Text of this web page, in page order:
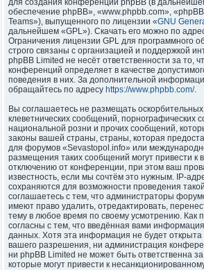
для создания конференций phpBB (в
обеспечение phpBB», «www.phpbb.com»,
Teams»), выпущенного по лицензии «GNU
дальнейшем «GPL»). Скачать его можно по
Ограничения лицензии GPL для программного
строго связаны с организацией и поддержкой
phpBB Limited не несёт ответственности за то,
конференций определяет в качестве
поведения в них. За дополнительной
обращайтесь по адресу https://www.phpbb.com/.
Вы соглашаетесь не размещать
клеветнических сообщений, порнографических
национальной розни и прочих сообщений,
законы вашей страны, страны, которая
для форумов «Sevastopol.info» или
размещения таких сообщений могут привести
отключению от конференции, при этом ваш
известность, если мы сочтём это нужным. IP-
сохраняются для возможности проведения
соглашаетесь с тем, что администраторы
имеют право удалить, отредактировать,
тему в любое время по своему усмотрению. Как
согласны с тем, что введённая вами
данных. Хотя эта информация не будет открыта
вашего разрешения, ни администрация
ни phpBB Limited не может быть ответственна
которые могут привести к